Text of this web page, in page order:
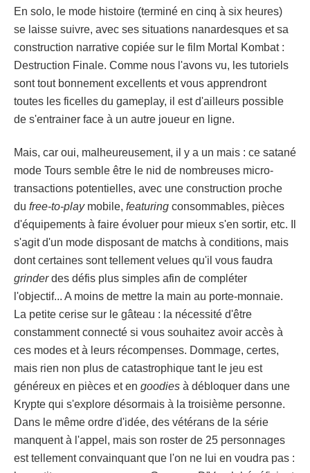
En solo, le mode histoire (terminé en cinq à six heures)
se laisse suivre, avec ses situations nanardesques et sa
construction narrative copiée sur le film Mortal Kombat :
Destruction Finale. Comme nous l'avons vu, les tutoriels
sont tout bonnement excellents et vous apprendront
toutes les ficelles du gameplay, il est d'ailleurs possible
de s'entrainer face à un autre joueur en ligne.
Mais, car oui, malheureusement, il y a un mais : ce satané
mode Tours semble être le nid de nombreuses micro-
transactions potentielles, avec une construction proche
du free-to-playmobile, featuring consommables, pièces
d'équipements à faire évoluer pour mieux s'en sortir, etc. Il
s'agit d'un mode disposant de matchs à conditions, mais
dont certaines sont tellement velues qu'il vous faudra
grinderdes défis plus simples afin de compléter
l'objectif... A moins de mettre la main au porte-monnaie.
La petite cerise sur le gâteau : la nécessité d'être
constamment connecté si vous souhaitez avoir accès à
ces modes et à leurs récompenses. Dommage, certes,
mais rien non plus de catastrophique tant le jeu est
généreux en pièces et en goodies à débloquer dans une
Krypte qui s'explore désormais à la troisième personne.
Dans le même ordre d'idée, des vétérans de la série
manquent à l'appel, mais son roster de 25 personnages
est tellement convainquant que l'on ne lui en voudra pas :